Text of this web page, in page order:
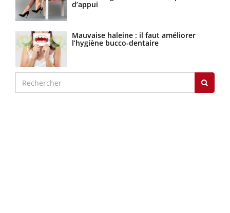
d’appui
Mauvaise haleine : il faut améliorer
l’hygiène bucco-dentaire